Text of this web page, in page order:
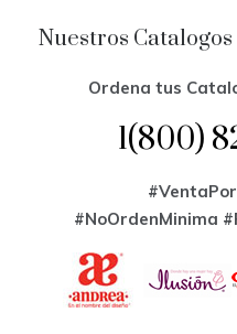
Nuestros Catalogos
Ordena tus
1(800)
#NoOrdenMinima